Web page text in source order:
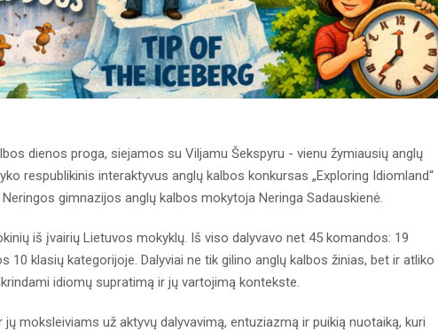
dienos proga, siejamos su Viljamu Šekspyru - vienu žymiausių anglų
respublikinis interaktyvus anglų kalbos konkursas „Exploring Idiomland“
gimnazijos anglų kalbos mokytoja Neringa Sadauskienė.
iš įvairių Lietuvos mokyklų. Iš viso dalyvavo net 45 komandos: 19
10 klasių kategorijoje. Dalyviai ne tik gilino anglų kalbos žinias, bet ir atliko
idiomų supratimą ir jų vartojimą kontekste.
moksleiviams už aktyvų dalyvavimą, entuziazmą ir puikią nuotaiką, kuri